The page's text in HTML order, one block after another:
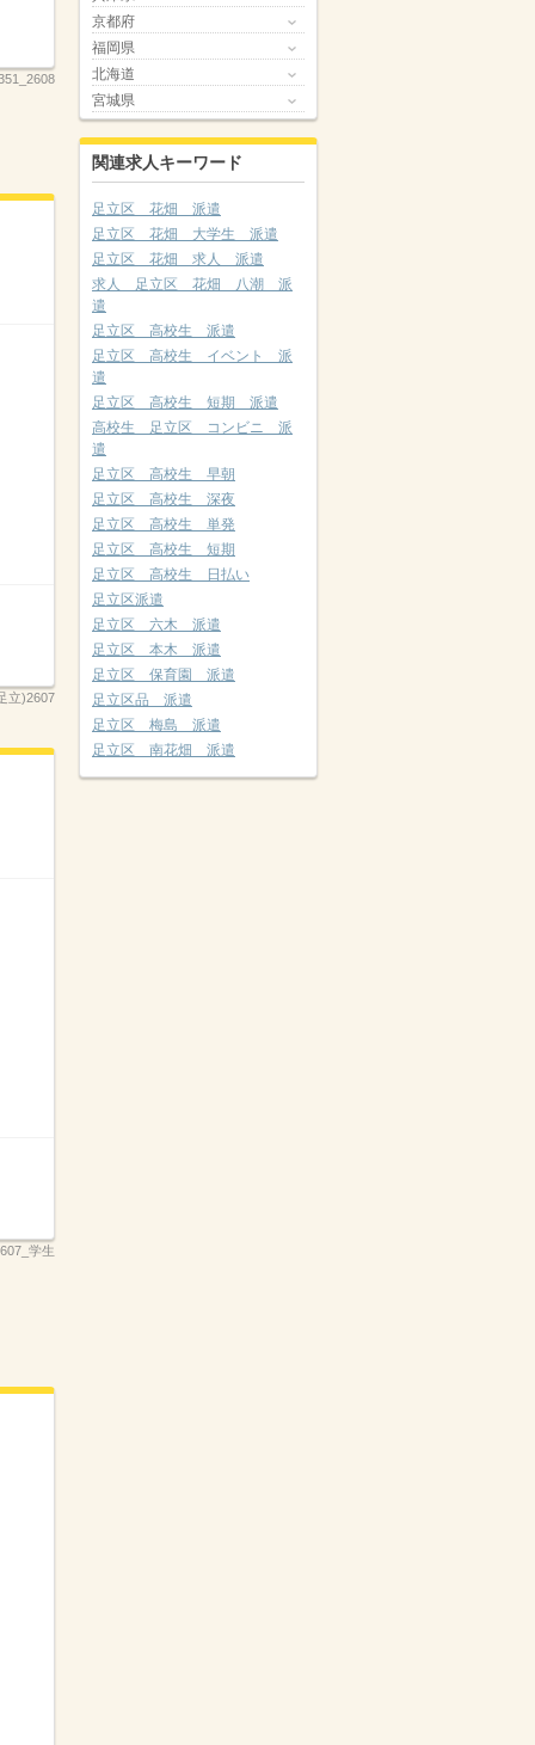
立)2607
学生
京都府
福岡県
北海道
宮城県
関連求人キーワード
足立区 花畑 派遣
足立区 花畑 大学生 派遣
足立区 花畑 求人 派遣
求人 足立区 花畑 八潮 派
遣
足立区 高校生 派遣
足立区 高校生 イベント 派
遣
足立区 高校生 短期 派遣
高校生 足立区 コンビニ 派
遣
足立区 高校生 早朝
足立区 高校生 深夜
足立区 高校生 単発
足立区 高校生 短期
足立区 高校生 日払い
足立区派遣
足立区 六木 派遣
足立区 本木 派遣
足立区 保育園 派遣
足立区品 派遣
足立区 梅島 派遣
足立区 南花畑 派遣